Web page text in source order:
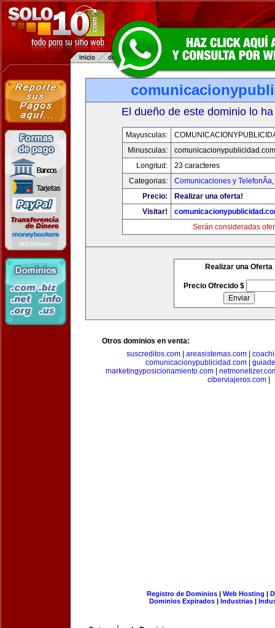
El dueño de este dominio lo
Mayusculas:
Minusculas:
comunicacionypublicidad.com
Longitud:
23 caracteres
Categorias:
Comunicaciones y TelefonÃ­a,
Precio:
Realizar una oferta!
Visitar!
Serán consideradas
Realizar una Oferta
Precio Ofrecido $
Otros dominios en venta:
suscreditos.com
areasistemas.com
comunicacionypublicidad.com
marketingyposicionamiento.com|
ciberviajeros.com
Registro de Dominios| Web Hosting |
Dominios Expirados | Industrias |